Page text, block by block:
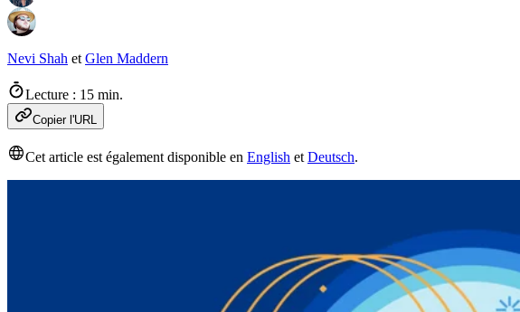
Nevi Shah et Glen Maddern
Lecture : 15 min.
Copier l'URL
Cet article est également disponible en English et Deutsch.